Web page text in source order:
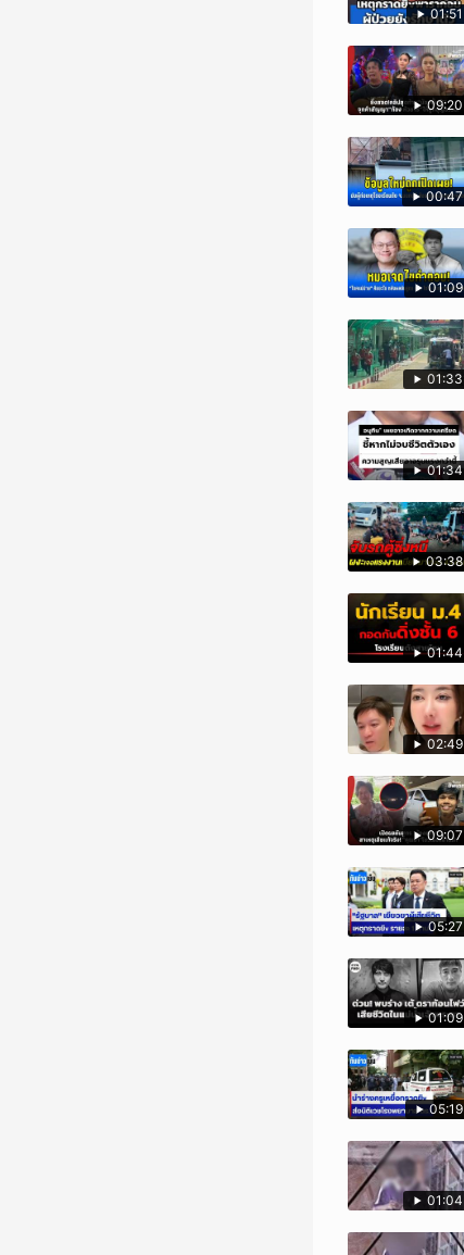
01:51
09:20
00:47
01:09
01:33
01:34
03:38
01:44
02:49
09:07
05:27
01:09
05:19
01:04